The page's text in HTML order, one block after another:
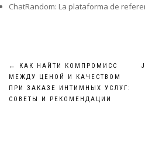
ChatRandom: La plataforma de
Post
navigation
←
КАК НАЙТИ КОМПРОМИСС
МЕЖДУ ЦЕНОЙ И КАЧЕСТВОМ
ПРИ ЗАКАЗЕ ИНТИМНЫХ УСЛУГ:
СОВЕТЫ И РЕКОМЕНДАЦИИ